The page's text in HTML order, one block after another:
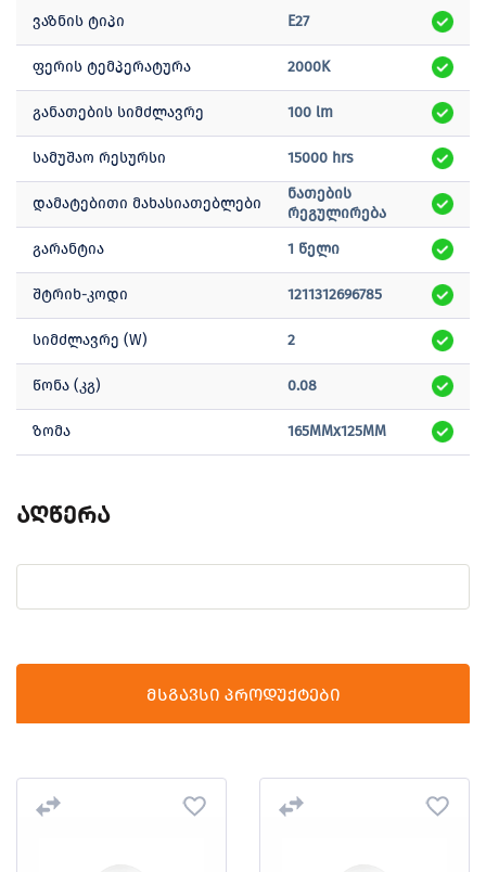
ვაზნის ტიპი E27
ფერის ტემპერატურა 2000K
განათების სიმძლავრე 100 lm
სამუშაო რესურსი 15000 hrs
დამატებითი მახასიათებლები
ნათების
რეგულირება
გარანტია
1 წელი
შტრიხ-კოდი 1211312696785
სიმძლავრე (W) 2
წონა (კგ) 0.08
ზომა 165MMx125MM
აღწერა
მსგავსი პროდუქტები